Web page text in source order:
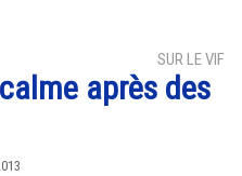
SUR LE VIF
après des